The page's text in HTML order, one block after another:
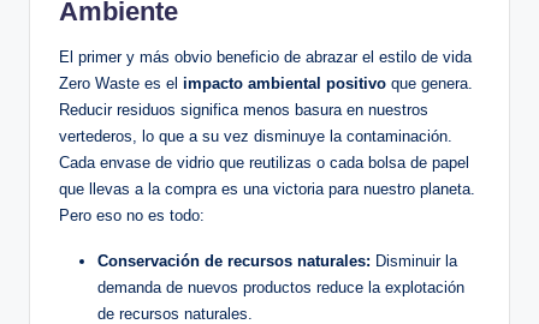
Ambiente
El primer y más obvio beneficio de abrazar el estilo de vida
Zero Waste es el impacto ambiental positivo que genera.
Reducir residuos significa menos basura en nuestros
vertederos, lo que a su vez disminuye la contaminación.
Cada envase de vidrio que reutilizas o cada bolsa de papel
que llevas a la compra es una victoria para nuestro planeta.
Pero eso no es todo:
Conservación de recursos naturales: Disminuir la
demanda de nuevos productos reduce la explotación
de recursos naturales.